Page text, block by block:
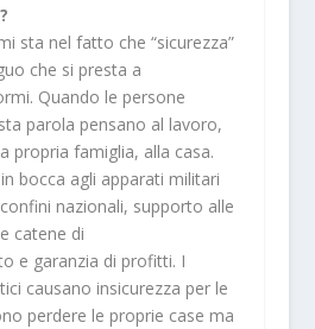
sta nel fatto che “sicurezza”
che si presta a
Quando le persone
parola pensano al lavoro,
propria famiglia, alla casa.
bocca agli apparati militari
nazionali, supporto alle
catene di
e garanzia di profitti. I
causano insicurezza per le
perdere le proprie case ma